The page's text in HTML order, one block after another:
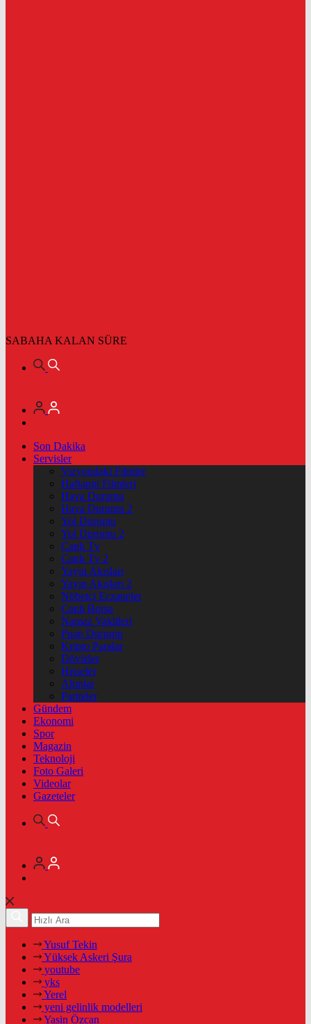
SABAHA KALAN SÜRE
Son Dakika
Servisler
Vizyondaki Filmler
Haftanin Filmleri
Hava Durumu
Hava Durumu 2
Yol Durumu
Yol Durumu 2
Canlı Tv
Canlı Tv 2
Yayın Akışları
Yayın Akışları 2
Nöbetçi Eczaneler
Canlı Borsa
Namaz Vakitleri
Puan Durumu
Kripto Paralar
Dövizler
Hisseler
Altınlar
Pariteler
Gündem
Ekonomi
Spor
Magazin
Teknoloji
Foto Galeri
Videolar
Gazeteler
Yusuf Tekin
Yüksek Askeri Şura
youtube
yks
Yerel
yeni gelinlik modelleri
Yasin Özcan